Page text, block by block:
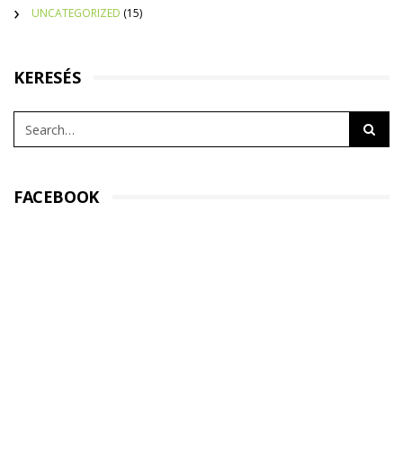
UNCATEGORIZED (15)
KERESÉS
FACEBOOK